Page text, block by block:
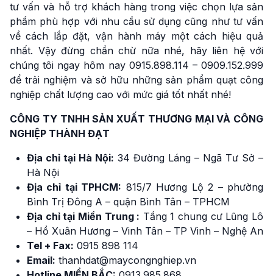
tư vấn và hỗ trợ khách hàng trong việc chọn lựa sản
phẩm phù hợp với nhu cầu sử dụng cũng như tư vấn
về cách lắp đặt, vận hành máy một cách hiệu quả
nhất. Vậy đừng chần chừ nữa nhé, hãy liên hệ với
chúng tôi ngay hôm nay 0915.898.114 – 0909.152.999
để trải nghiệm và sở hữu những sản phẩm quạt công
nghiệp chất lượng cao với mức giá tốt nhất nhé!
CÔNG TY TNHH SẢN XUẤT THƯƠNG MẠI VÀ CÔNG
NGHIỆP THÀNH ĐẠT
Địa chỉ tại Hà Nội: 34 Đường Láng – Ngã Tư Sở –
Hà Nội
Địa chỉ tại TPHCM: 815/7 Hương Lộ 2 – phường
Bình Trị Đông A – quận Bình Tân – TPHCM
Địa chỉ tại Miền Trung : Tầng 1 chung cư Lũng Lô
– Hồ Xuân Hương – Vinh Tân – TP Vinh – Nghệ An
Tel + Fax: 0915 898 114
Email: thanhdat@maycongnghiep.vn